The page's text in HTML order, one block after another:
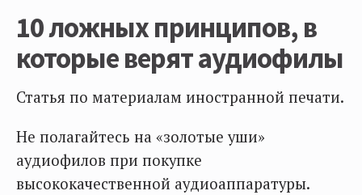
10 ложных принципов, в
которые верят аудиофилы
Статья по материалам иностранной печати.
Не полагайтесь на «золотые уши»
аудиофилов при покупке
высококачественной аудиоаппаратуры.